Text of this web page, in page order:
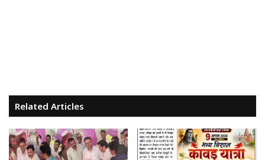
Related Articles